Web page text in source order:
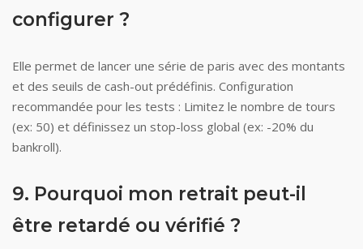
configurer ?
Elle permet de lancer une série de paris avec des montants
et des seuils de cash-out prédéfinis. Configuration
recommandée pour les tests : Limitez le nombre de tours
(ex: 50) et définissez un stop-loss global (ex: -20% du
bankroll).
9. Pourquoi mon retrait peut-il
être retardé ou vérifié ?